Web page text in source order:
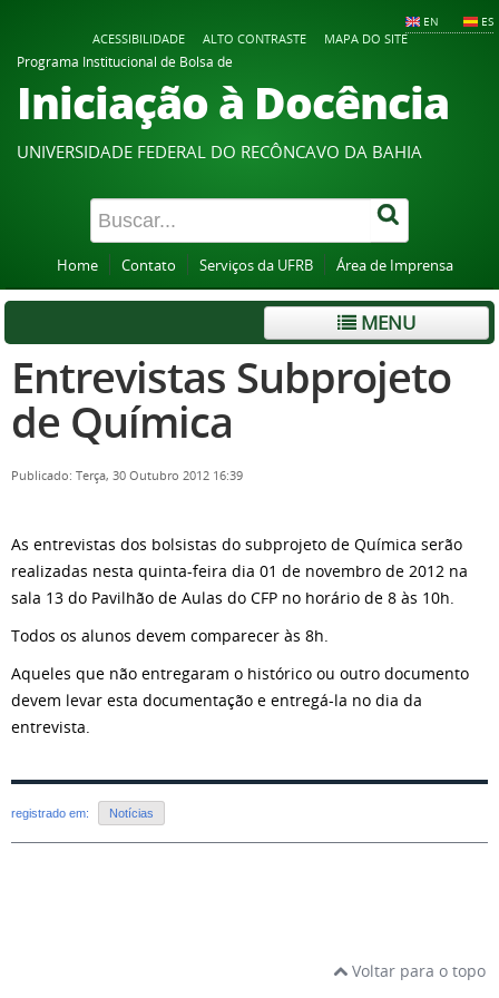
EN ES
ACESSIBILIDADE ALTO CONTRASTE
MAPA DO SITE
Programa Institucional de Bolsa de
Iniciação à Docência
UNIVERSIDADE FEDERAL DO RECÔNCAVO DA BAHIA
Home Contato Serviços da UFRB Área de Imprensa
MENU
Entrevistas Subprojeto
de Química
Publicado: Terça, 30 Outubro 2012 16:39
As entrevistas dos bolsistas do subprojeto de Química serão
realizadas nesta quinta-feira dia 01 de novembro de 2012 na
sala 13 do Pavilhão de Aulas do CFP no horário de 8 às 10h.
Todos os alunos devem comparecer às 8h.
Aqueles que não entregaram o histórico ou outro documento
devem levar esta documentação e entregá-la no dia da
entrevista.
registrado em: Notícias
Voltar para o topo